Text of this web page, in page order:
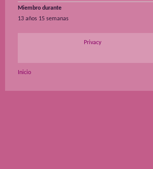
Miembro durante
13 años 15 semanas
Privacy
Inicio